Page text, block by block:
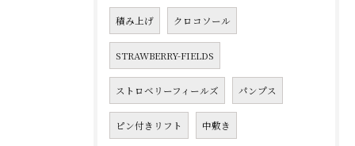
積み上げ クロコソール
STRAWBERRY-FIELDS
ストロベリーフィールズ パンプス
ピン付きリフト 中敷き